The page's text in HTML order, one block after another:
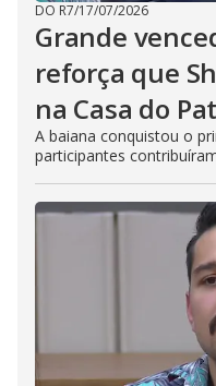
DO R7/17/07/2026
Grande
reforça que
na Casa do
A baiana conquistou o
participantes